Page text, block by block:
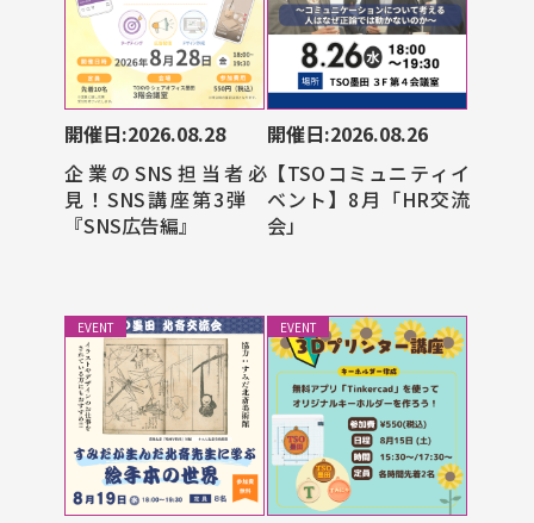
企業のSNS担当者必
見！SNS講座第3弾
『SNS広告編』
開催日:2026.08.28
【TSOコミュニティイ
ベント】8月「HR交流
会」
開催日:2026.08.26
EVENT EVENT